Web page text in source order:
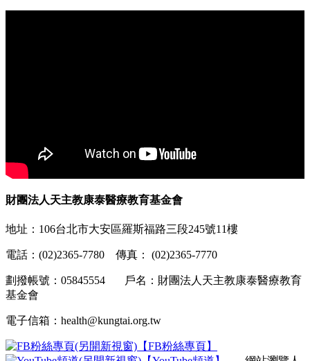
財團法人天主教康泰醫療教育基金會
地址：106台北市大安區羅斯福路三段245號11樓
電話：(02)2365-7780 傳真： (02)2365-7770
劃撥帳號：05845554 戶名：財團法人天主教康泰醫療教育
基金會
電子信箱：health@kungtai.org.tw
【FB粉絲專頁】